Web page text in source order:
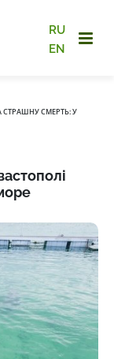
RU
EN
СТРАШНУ СМЕРТЬ: У